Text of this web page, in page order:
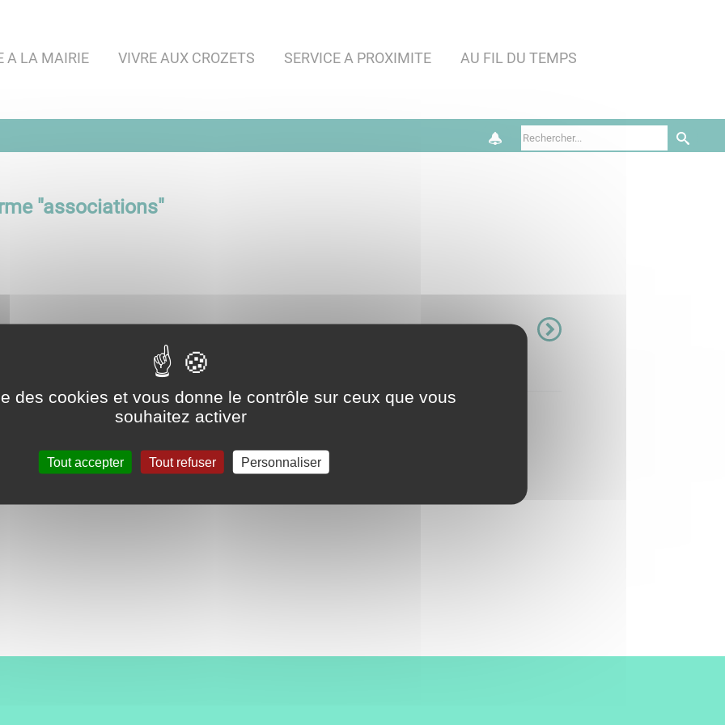
A LA MAIRIE VIVRE AUX CROZETS SERVICE A PROXIMITE AU FIL DU TEMPS
"associations"
vivent et dynamisent le village des Crozets. Voici une liste de celles-ci avec des
les contacter.
des cookies et vous donne le contrôle sur ceux que vous
souhaitez activer
Tout accepter Tout refuser Personnaliser